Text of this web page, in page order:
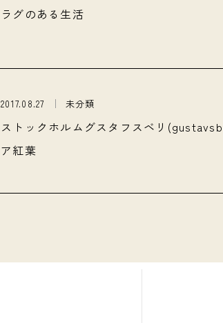
ラグのある生活
2017.08.27 未分類
ストックホルム️グスタフスベリ
ア紅葉